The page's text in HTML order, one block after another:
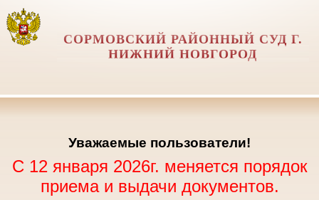
СОРМОВСКИЙ РАЙОННЫЙ СУД Г.
НИЖНИЙ НОВГОРОД
Уважаемые пользователи!
С 12 января 2026г. меняется порядок
приема и выдачи документов.